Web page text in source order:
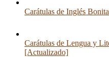
Carátulas de Inglés
Carátulas de Lengua y
[Actualizado]